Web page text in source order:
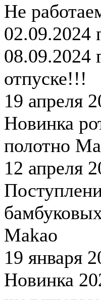
Не
02.09.2024
08.09.2024
отпуске!!!
19 апреля
Новинка
полотно
12 апреля
Makao
19 января
Новинка